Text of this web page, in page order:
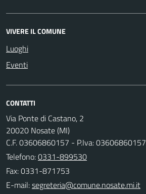
VIVERE IL COMUNE
Luoghi
Eventi
CONTATTI
Via Ponte di Castano, 2
20020 Nosate (MI)
C.F. 03606860157 - P.Iva: 03606860157
Telefono:0331-899530
Fax: 0331-871753
E-mail: